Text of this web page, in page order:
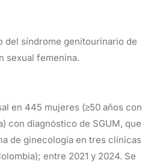
del síndrome genitourinario de
sexual femenina.
en 445 mujeres (≥50 años con
con diagnóstico de SGUM, que
de ginecología en tres clínicas
entre 2021 y 2024. Se